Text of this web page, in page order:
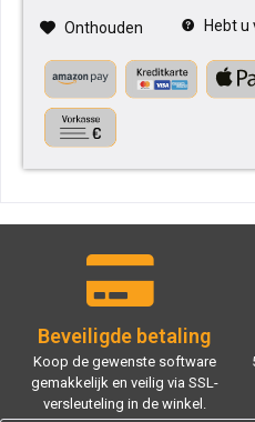
Onthouden Hebt u
Beveiligde betaling
Koop de gewenste software
gemakkelijk en veilig via SSL-
versleuteling in de winkel.